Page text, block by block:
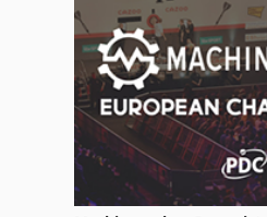
Drehmasch
Drehmaschine
Emco Drehmaschine
Emcomat
Emcomill